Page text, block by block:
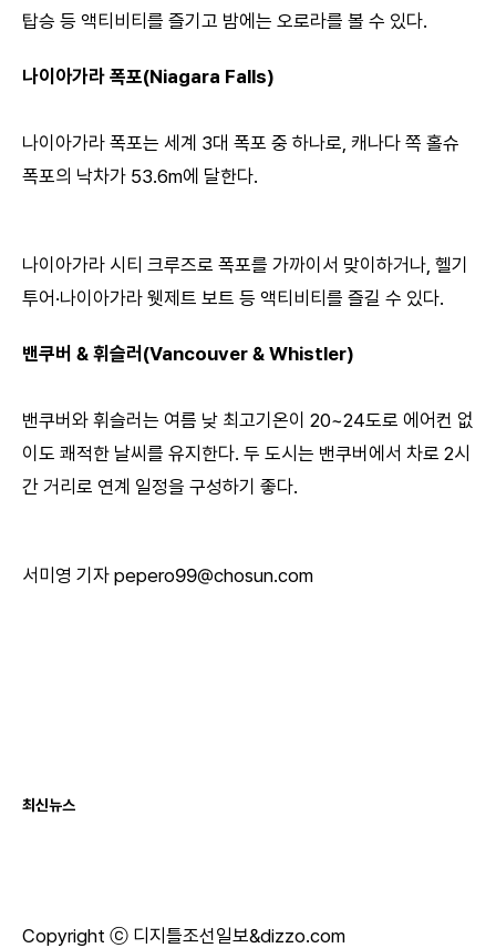
탑승 등 액티비티를 즐기고 밤에는 오로라를 볼 수 있다.
나이아가라 폭포(Niagara Falls)
나이아가라 폭포는 세계 3대 폭포 중 하나로, 캐나다 쪽 홀슈
폭포의 낙차가 53.6m에 달한다.
나이아가라 시티 크루즈로 폭포를 가까이서 맞이하거나, 헬기
투어·나이아가라 웻제트 보트 등 액티비티를 즐길 수 있다.
밴쿠버 & 휘슬러(Vancouver & Whistler)
밴쿠버와 휘슬러는 여름 낮 최고기온이 20~24도로 에어컨 없
이도 쾌적한 날씨를 유지한다. 두 도시는 밴쿠버에서 차로 2시
간 거리로 연계 일정을 구성하기 좋다.
서미영 기자 pepero99@chosun.com
최신뉴스
Copyright ⓒ 디지틀조선일보&dizzo.com